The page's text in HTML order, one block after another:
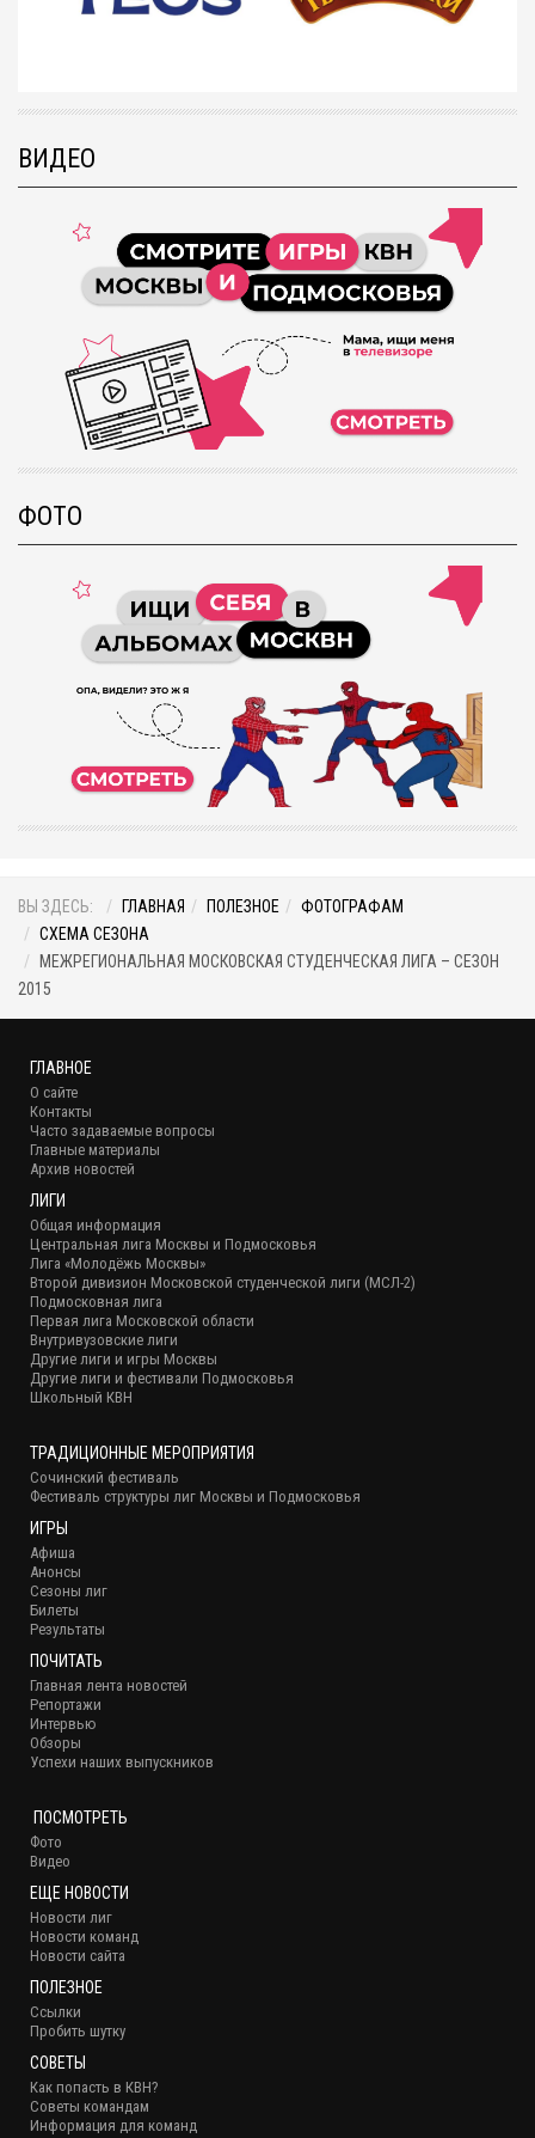
ВИДЕО
ФОТО
ВЫ ЗДЕСЬ: ГЛАВНАЯ ПОЛЕЗНОЕ
ФОТОГРАФАМ
СХЕМА СЕЗОНА
МЕЖРЕГИОНАЛЬНАЯ МОСКОВСКАЯ СТУДЕНЧЕСКАЯ ЛИГА – СЕЗОН
2015
ГЛАВНОЕ
О сайте
Контакты
Часто задаваемые вопросы
Главные материалы
Архив новостей
ЛИГИ
Общая информация
Центральная лига Москвы и Подмосковья
Лига «Молодёжь Москвы»
Второй дивизион Московской студенческой лиги (МСЛ-2)
Подмосковная лига
Первая лига Московской области
Внутривузовские лиги
Другие лиги и игры Москвы
Другие лиги и фестивали Подмосковья
Школьный КВН
ТРАДИЦИОННЫЕ МЕРОПРИЯТИЯ
Сочинский фестиваль
Фестиваль структуры лиг Москвы и Подмосковья
ИГРЫ
Афиша
Анонсы
Сезоны лиг
Билеты
Результаты
ПОЧИТАТЬ
Главная лента новостей
Репортажи
Интервью
Обзоры
Успехи наших выпускников
ПОСМОТРЕТЬ
Фото
Видео
ЕЩЕ НОВОСТИ
Новости лиг
Новости команд
Новости сайта
ПОЛЕЗНОЕ
Ссылки
Пробить шутку
СОВЕТЫ
Как попасть в КВН?
Советы командам
Информация для команд